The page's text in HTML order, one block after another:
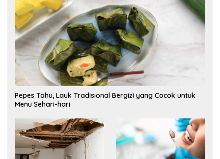
Pepes Tahu, Lauk Tradisional Bergizi yang Cocok untuk
Menu Sehari-hari